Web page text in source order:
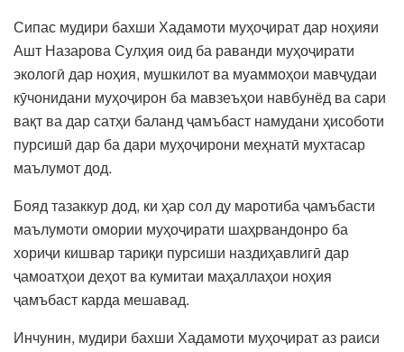
Сипас мудири бахши Хадамоти муҳоҷират дар ноҳияи
Ашт Назарова Сулҳия оид ба раванди муҳоҷирати
экологӣ дар ноҳия, мушкилот ва муаммоҳои мавҷудаи
кӯчонидани муҳоҷирон ба мавзеъҳои навбунёд ва сари
вақт ва дар сатҳи баланд ҷамъбаст намудани ҳисоботи
пурсишӣ дар ба дари муҳоҷирони меҳнатӣ мухтасар
маълумот дод.
Бояд тазаккур дод, ки ҳар сол ду маротиба ҷамъбасти
маълумоти омории муҳоҷирати шаҳрвандонро ба
хориҷи кишвар тариқи пурсиши наздиҳавлигӣ дар
ҷамоатҳои деҳот ва кумитаи маҳаллаҳои ноҳия
ҷамъбаст карда мешавад.
Инчунин, мудири бахши Хадамоти муҳоҷират аз раиси